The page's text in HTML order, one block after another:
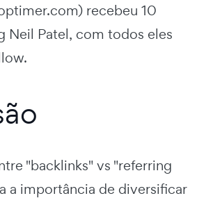
recebeu 10
Neil Patel, com todos eles
"backlinks" vs "referring
a importância de diversificar